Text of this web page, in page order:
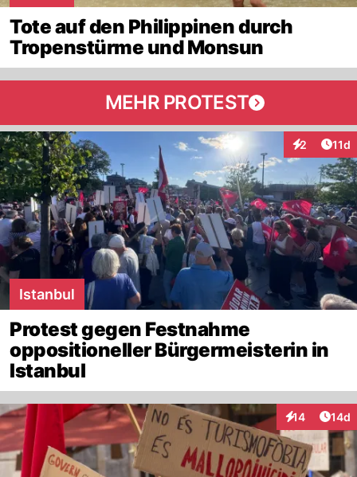
Tote auf den Philippinen durch
Tropenstürme und Monsun
MEHR PROTEST
2 11d
Istanbul
Protest gegen Festnahme
oppositioneller Bürgermeisterin in
Istanbul
14
Interaktionen
14d